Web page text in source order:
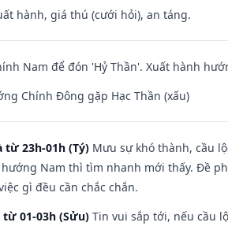
hành, giá thú (cưới hỏi), an táng.
Nam để đón 'Hỷ Thần'. Xuất hành
Chính Đông gặp Hạc Thần (xấu)
từ 23h-01h (Tý) Mưu sự khó thành, cầu
Nam thì tìm nhanh mới thấy. Đề
gì đều cần chắc chắn.
từ 01-03h (Sửu) Tin vui sắp tới, nếu cầu